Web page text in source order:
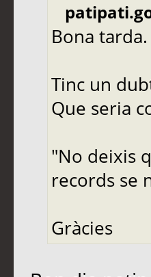
Bona tarda.
Tinc un
Que seria
"No deixis
records se
Gràcies